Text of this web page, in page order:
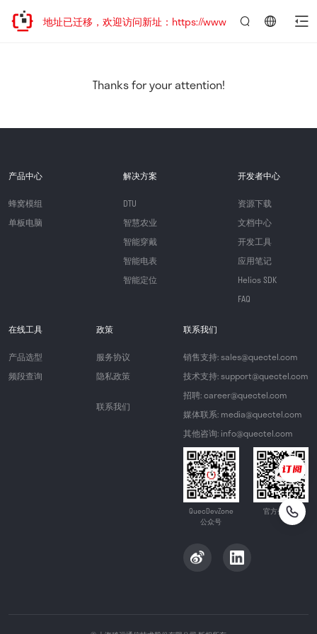
网站地址已迁移，欢迎访问新址：https://www.quectel.com.cn
Thanks for your attention!
产品中心
蜂窝模组
单板电脑
解决方案
DTU
智慧农业
智能穿戴
智能电表
智能定位
开发者中心
资源下载
文档中心
开发工具
应用笔记
Helios SDK
FAQ
在线工具
产品选型
频段查询
政策
服务协议
隐私政策
联系我们
联系我们
销售支持: sales@quectel.com
技术支持: support@quectel.com
招聘: career@quectel.com
媒体联系: media@quectel.com
其他咨询: info@quectel.com
QuecDevZone
公众号
官方公众号